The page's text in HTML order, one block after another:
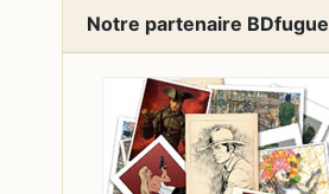
Notre partenaire BDfugue